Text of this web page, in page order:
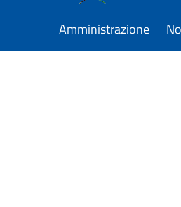
Amministrazione